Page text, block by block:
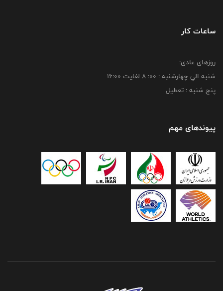
ساعات کار
روزهای عادی:
شنبه الي چهارشنبه : 00: 8 لغايت 16:00
پنج شنبه : تعطیل
پیوندهای مهم